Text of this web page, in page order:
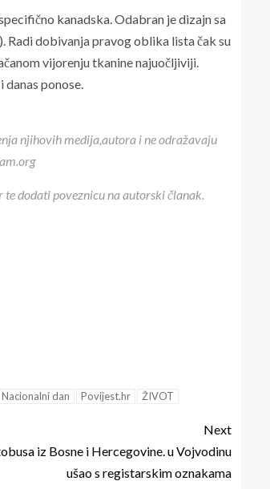
kanadska. Odabran je dizajn sa
dobivanja pravog oblika lista čak su
vijorenju tkanine najuočljiviji.
ponose.
njihovih medija,autora i ne odražavaju
dodati poveznicu na autorski članak.
Nacionalni dan Povijest.hr ŽIVOT
Next
iz Bosne i Hercegovine. u Vojvodinu
ušao s registarskim oznakama